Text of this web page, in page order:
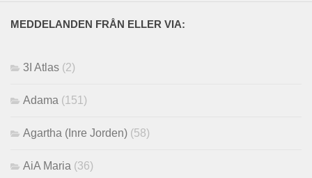
MEDDELANDEN FRÅN ELLER VIA:
3I Atlas (2)
Adama (151)
Agartha (Inre Jorden) (58)
AiA Maria (36)